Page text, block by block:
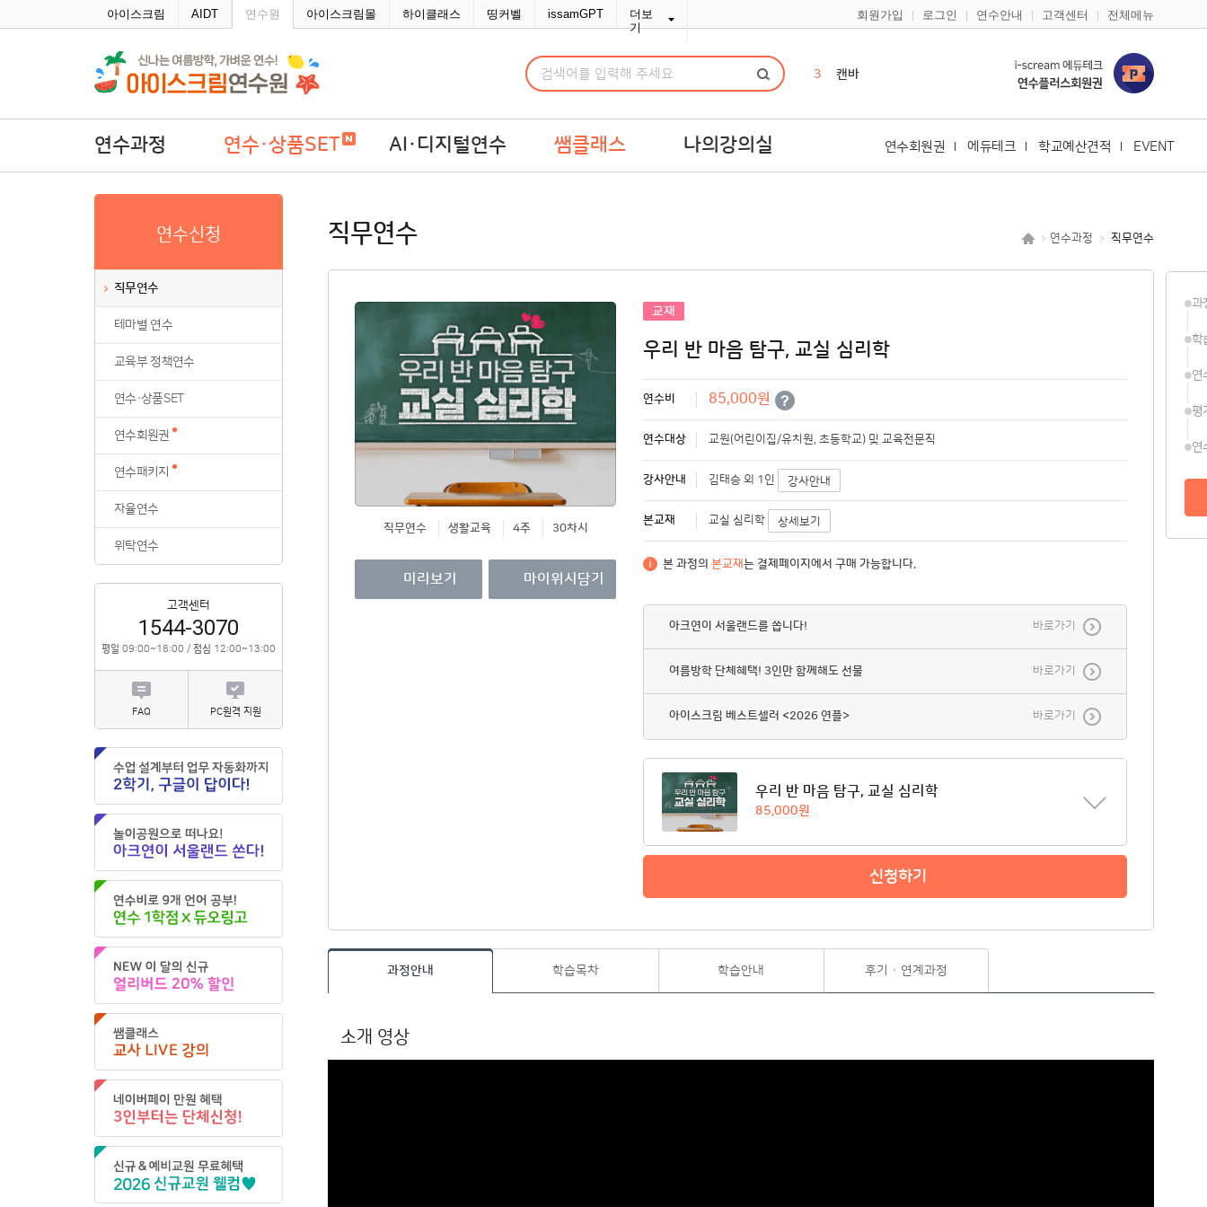
아이스크림 AIDT 연수원 아이스크림몰 하이클래스 띵커벨 issamGPT
더보
기
회원가입 로그인 연수안내 고객센터 전체메뉴
영어
4
듀오링고
연수과정
테마별 연수
교육부 정책연수
연수·상품SET
연수회원권
연수패키지
자율연수
위탁연수
연수·상품SET AI·디지털연수
학교맞춤 예산견적
쌤클래스
쌤바이브
나의강의실
연수변경/취소
단체신청관리
나의문의함
포인트/쿠폰
영수증/이수증
개인정보관리
MY회원권/패키지
연수회원권 에듀테크 학교예산견적 EVENT
연수신청
직무연수
테마별 연수
교육부 정책연수
연수·상품SET
연수회원권
연수패키지
자율연수
위탁연수
고객센터
1544-3070
평일 09:00~18:00 / 점심 12:00~13:00
FAQ PC원격 지원
과
학
연
평
연
직무연수 > 연수과정 > 직무연수
교재
우리 반 마음 탐구, 교실 심리학
연수비 85,000원
연수대상 교원(어린이집/유치원, 초등학교) 및 교육전문직
강사안내 김태승 외 1인 강사안내
본교재 교실 심리학 상세보기
본 과정의 본교재는 결제페이지에서 구매 가능합니다.
아크연이 서울랜드를 쏩니다! 바로가기
여름방학 단체혜택! 3인만 함께해도 선물 바로가기
아이스크림 베스트셀러 <2026 연플> 바로가기
우리 반 마음 탐구, 교실 심리학
85,000원
신청하기
직무연수 생활교육 4주 30차시
미리보기 마이위시담기
과정안내 학습목차 학습안내 후기 · 연계과정
소개 영상